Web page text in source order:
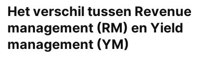
Het verschil tussen Revenue
management (RM) en Yield
management (YM)